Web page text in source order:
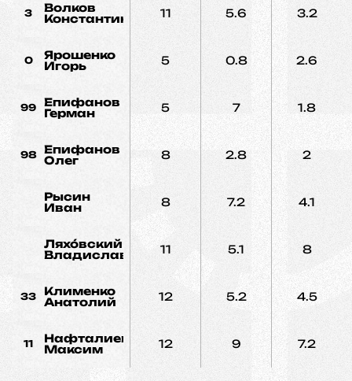
3
Волков
Константин
11 5.6 3.2
0
Ярошенко
Игорь
5 0.8 2.6
99
Епифанов
Герман
5 7 1.8
98
Епифанов
Олег
8 2.8 2
Рысин
Иван
8 7.2 4.1
Ляхо́вский
Владислав
11 5.1 8
33
Клименко
Анатолий
12 5.2 4.5
11
Нафталиев
Максим
12 9 7.2